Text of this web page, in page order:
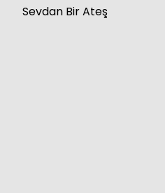
Sevdan Bir Ateş